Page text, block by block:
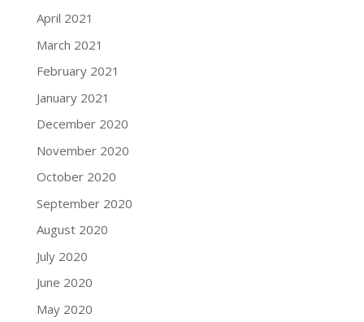
April 2021
March 2021
February 2021
January 2021
December 2020
November 2020
October 2020
September 2020
August 2020
July 2020
June 2020
May 2020